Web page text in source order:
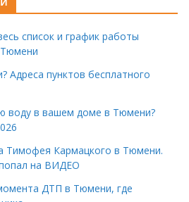
список и график работы
Адреса пунктов бесплатного
воду в вашем доме в Тюмени?
Тимофея Кармацкого в Тюмени.
на ВИДЕО
ДТП в Тюмени, где